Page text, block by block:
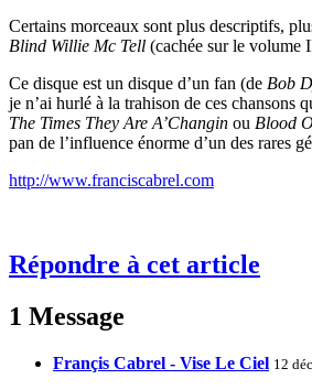
Certains morceaux sont plus descriptifs,
Blind Willie Mc Tell (cachée sur le volume
Ce disque est un disque d’un fan (de Bob
je n’ai hurlé à la trahison de ces chansons
The Times They Are A’Changin ou Blood
pan de l’influence énorme d’un des rares
http://www.franciscabrel.com
Répondre à cet article
1 Message
Françis Cabrel - Vise Le Ciel 12